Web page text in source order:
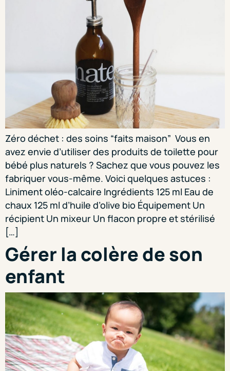
Zéro déchet : des soins “faits maison” Vous en
avez envie d’utiliser des produits de toilette pour
bébé plus naturels ? Sachez que vous pouvez les
fabriquer vous-même. Voici quelques astuces :
Liniment oléo-calcaire Ingrédients 125 ml Eau de
chaux 125 ml d’huile d’olive bio Équipement Un
récipient Un mixeur Un flacon propre et stérilisé
[…]
Gérer la colère de son
enfant